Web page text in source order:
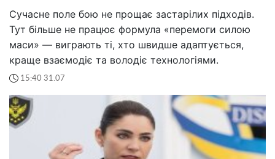
Сучасне поле бою не прощає застарілих підходів.
Тут більше не працює формула «перемоги силою
маси» — виграють ті, хто швидше адаптується,
краще взаємодіє та володіє технологіями.
15:40 31.07